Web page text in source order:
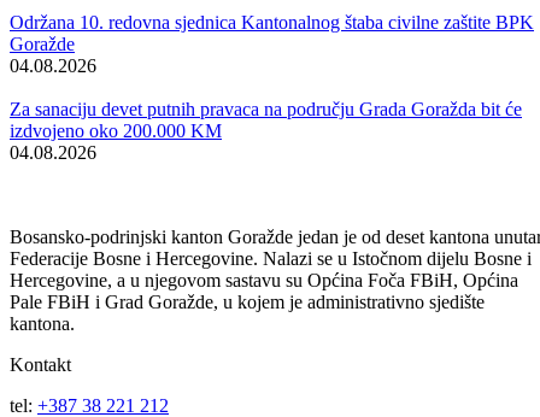
Po prvi put, privredni subjekti koji budu odabrani za korišćenje
kreditnih sredstava, zahvaljujući subvencijama Vlade BPK-a Goražde
dugoročni kredit sa grejs periodom od šest mjeseci do sada